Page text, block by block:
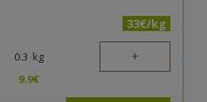
33€/kg
0.3 kg +
9.9€